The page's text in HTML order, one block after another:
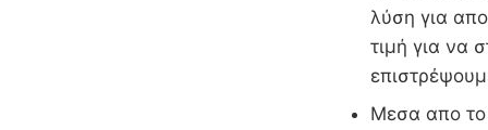
λύση για
τιμή για να
Μεσα απο το